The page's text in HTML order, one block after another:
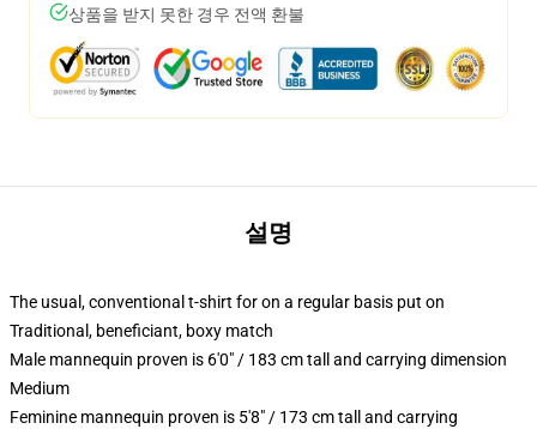
상품을 받지 못한 경우 전액 환불
설명
The usual, conventional t-shirt for on a regular basis put on
Traditional, beneficiant, boxy match
Male mannequin proven is 6'0" / 183 cm tall and carrying dimension
Medium
Feminine mannequin proven is 5'8" / 173 cm tall and carrying